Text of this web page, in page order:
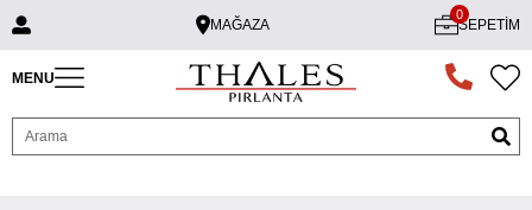
MAĞAZA SEPETIM
0
MENU